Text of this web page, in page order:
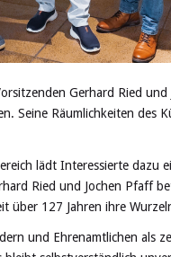
Gerhard Ried
Seine Räumlichkeiten des
lädt Interessierte dazu
Ried und Jochen Pfaff
über 127 Jahren ihre
und Ehrenamtlichen als